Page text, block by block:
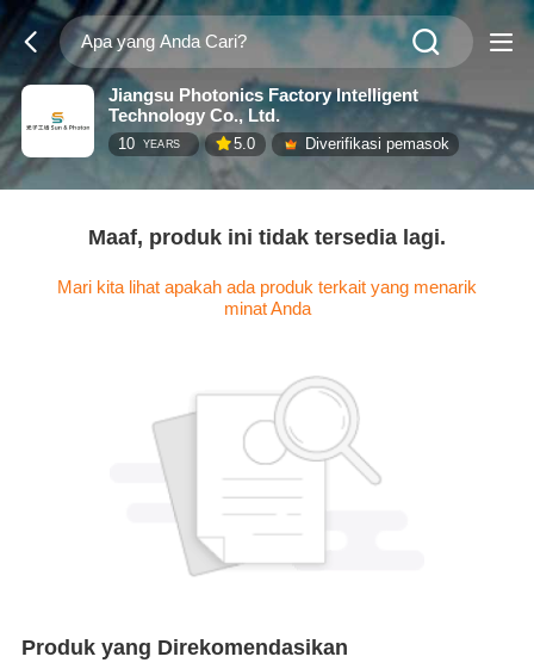
Jiangsu Photonics Factory Intelligent
Technology Co., Ltd.
10 YEARS 5.0 Diverifikasi pemasok
Maaf, produk ini tidak tersedia lagi.
Mari kita lihat apakah ada produk terkait yang menarik
minat Anda
Produk yang Direkomendasikan